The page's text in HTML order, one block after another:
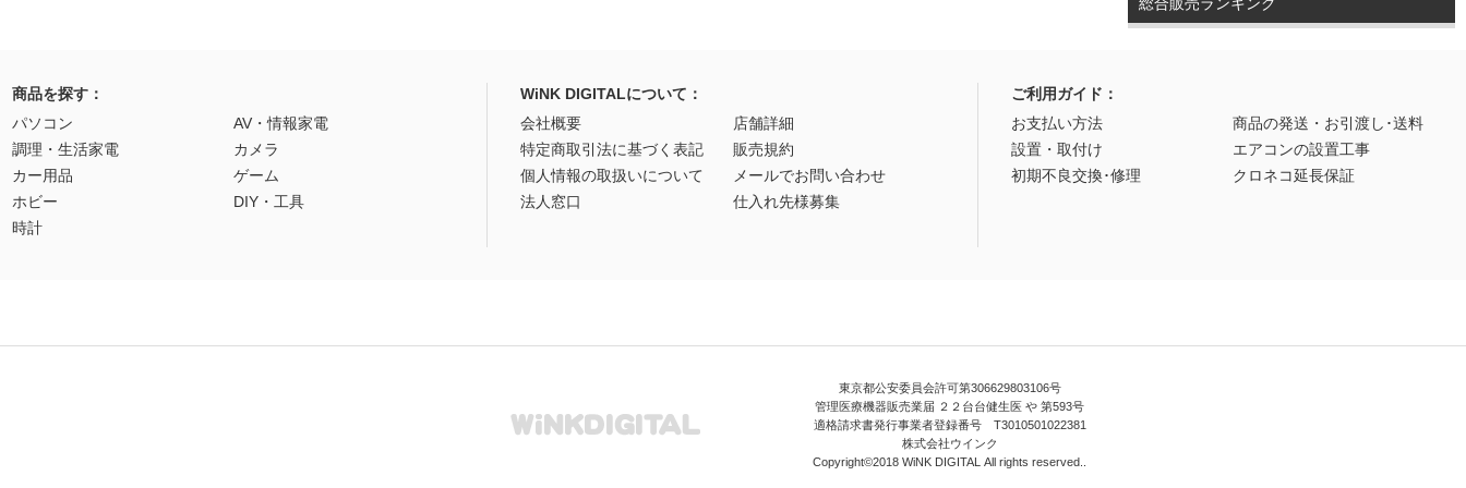
総合販売ランキング
商品を探す：
パソコン
AV・情報家電
調理・生活家電
カメラ
カー用品
ゲーム
ホビー
DIY・工具
時計
WiNK DIGITALについて：
会社概要
店舗詳細
特定商取引法に基づく表記
販売規約
個人情報の取扱いについて
メールでお問い合わせ
法人窓口
仕入れ先様募集
ご利用ガイド：
お支払い方法
商品の発送・お引渡し･送料
設置・取付け
エアコンの設置工事
初期不良交換･修理
クロネコ延長保証
東京都公安委員会許可第306629803106号
管理医療機器販売業届 ２２台台健生医 や 第593号
適格請求書発行事業者登録番号 T3010501022381
株式会社ウインク
Copyright©2018 WiNK DIGITAL All rights reserved..